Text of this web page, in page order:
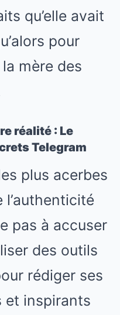
qu’elle avait
pour
mère des
réalité : Le
Telegram
plus acerbes
pas à accuser
des outils
rédiger ses
et inspirants